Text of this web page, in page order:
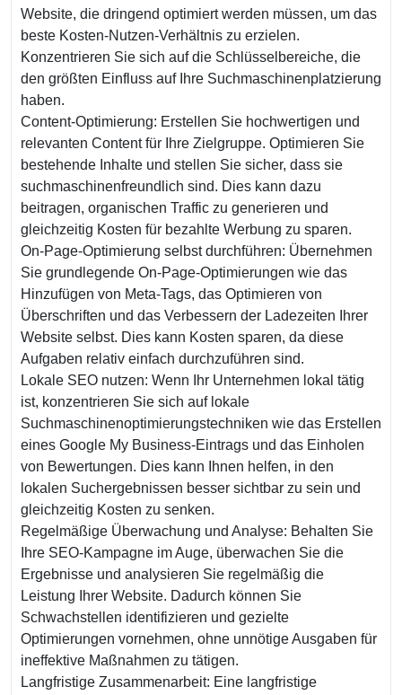
Website, die dringend optimiert werden müssen, um das
beste Kosten-Nutzen-Verhältnis zu erzielen.
Konzentrieren Sie sich auf die Schlüsselbereiche, die
den größten Einfluss auf Ihre Suchmaschinenplatzierung
haben.
Content-Optimierung: Erstellen Sie hochwertigen und
relevanten Content für Ihre Zielgruppe. Optimieren Sie
bestehende Inhalte und stellen Sie sicher, dass sie
suchmaschinenfreundlich sind. Dies kann dazu
beitragen, organischen Traffic zu generieren und
gleichzeitig Kosten für bezahlte Werbung zu sparen.
On-Page-Optimierung selbst durchführen: Übernehmen
Sie grundlegende On-Page-Optimierungen wie das
Hinzufügen von Meta-Tags, das Optimieren von
Überschriften und das Verbessern der Ladezeiten Ihrer
Website selbst. Dies kann Kosten sparen, da diese
Aufgaben relativ einfach durchzuführen sind.
Lokale SEO nutzen: Wenn Ihr Unternehmen lokal tätig
ist, konzentrieren Sie sich auf lokale
Suchmaschinenoptimierungstechniken wie das Erstellen
eines Google My Business-Eintrags und das Einholen
von Bewertungen. Dies kann Ihnen helfen, in den
lokalen Suchergebnissen besser sichtbar zu sein und
gleichzeitig Kosten zu senken.
Regelmäßige Überwachung und Analyse: Behalten Sie
Ihre SEO-Kampagne im Auge, überwachen Sie die
Ergebnisse und analysieren Sie regelmäßig die
Leistung Ihrer Website. Dadurch können Sie
Schwachstellen identifizieren und gezielte
Optimierungen vornehmen, ohne unnötige Ausgaben für
ineffektive Maßnahmen zu tätigen.
Langfristige Zusammenarbeit: Eine langfristige